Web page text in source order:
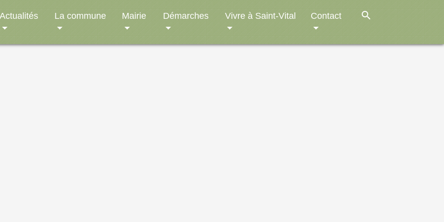
Actualités La commune Mairie Démarches Vivre à Saint-Vital Contact search